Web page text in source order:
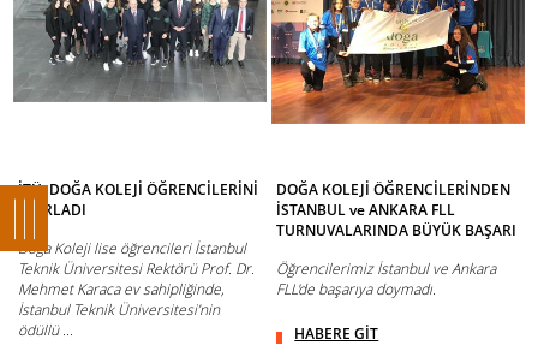
İTÜ, DOĞA KOLEJİ ÖĞRENCİLERİNİ
AĞIRLADI
Doğa Koleji lise öğrencileri İstanbul
Teknik Üniversitesi Rektörü Prof. Dr.
Mehmet Karaca ev sahipliğinde,
İstanbul Teknik Üniversitesi’nin
ödüllü ...
DOĞA KOLEJİ ÖĞRENCİLERİNDEN
İSTANBUL ve ANKARA FLL
TURNUVALARINDA BÜYÜK BAŞARI
Öğrencilerimiz İstanbul ve Ankara
FLL'de başarıya doymadı.
HABERE GİT